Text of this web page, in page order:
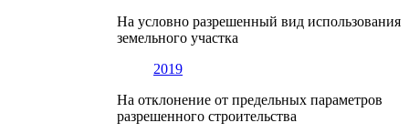
На условно разрешенный вид использования
земельного участка
2019
На отклонение от предельных параметров
разрешенного строительства